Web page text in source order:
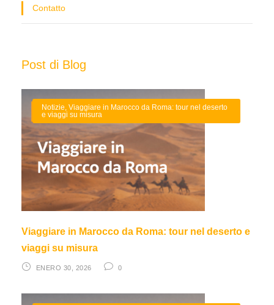
Contatto
Post di Blog
Notizie, Viaggiare in Marocco da Roma: tour nel deserto
e viaggi su misura
Viaggiare in Marocco da Roma: tour nel deserto e
viaggi su misura
ENERO 30, 2026 0